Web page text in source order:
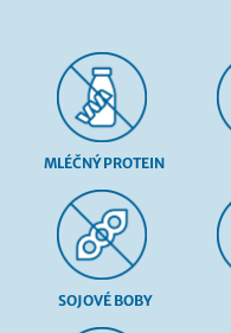
MLÉČNÝ PROTEIN
SOJOVÉ BOBY